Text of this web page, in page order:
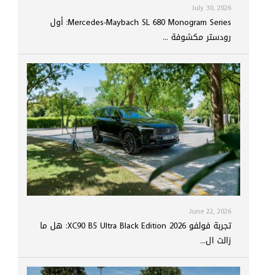
July 30, 2026
Mercedes-Maybach SL 680 Monogram Series: أول
رودستر مكشوفة ...
June 22, 2026
تجربة فولفو XC90 B5 Ultra Black Edition 2026: هل ما
زالت ال...